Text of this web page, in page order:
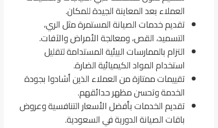
العملاء بعد المعاينة الجيدة للمكان.
تقديم خدمات الصيانة المستمرة مثل الري،
التسميد، القص، ومعالجة الأمراض والآفات.
التزام بالممارسات البيئية المستدامة لتقليل
استخدام المواد الكيميائية الضارة.
تقييمات ممتازة من العملاء الذين أشادوا بجودة
الخدمة وتحسن مظهر حدائقهم.
تقديم الخدمات بأفضل الأسعار التنافسية وعروض
باقات الصيانة الدورية في السعودية.